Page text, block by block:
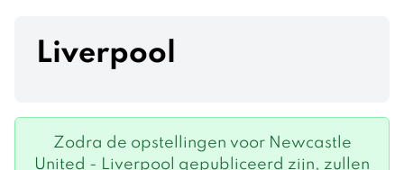
Liverpool
Zodra de opstellingen voor Newcastle
United - Liverpool gepubliceerd zijn, zullen